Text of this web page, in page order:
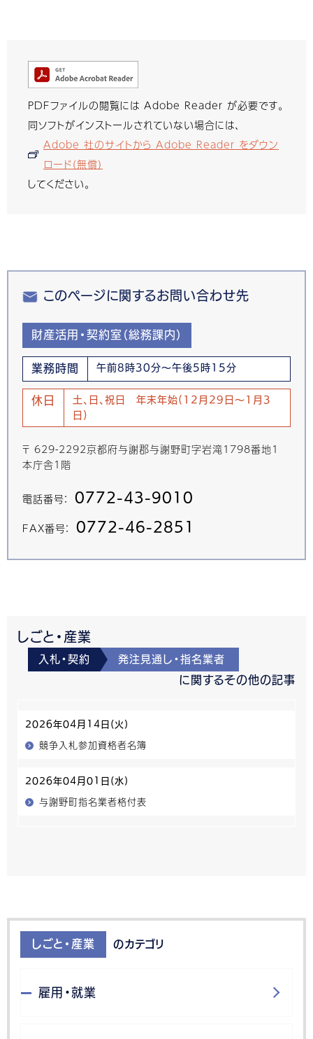
PDFファイルの閲覧には Adobe Reader が必要です。
同ソフトがインストールされていない場合には、
Adobe 社のサイトから Adobe Reader をダウン
ロード（無償）
してください。
このページに関するお問い合わせ先
財産活用・契約室（総務課内）
業務時間 午前8時30分～午後5時15分
休日
土、日、祝日 年末年始(12月29日～1月3
日)
〒 629-2292京都府与謝郡与謝野町字岩滝1798番地1
本庁舎1階
電話番号： 0772-43-9010
FAX番号： 0772-46-2851
しごと・産業
入札・契約 発注見通し・指名業者
に関するその他の記事
2026年04月14日(火)
競争入札参加資格者名簿
2026年04月01日(水)
与謝野町指名業者格付表
しごと・産業 のカテゴリ
雇用・就業